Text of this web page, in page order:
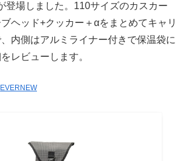
登場しました。110サイズのカスカー
ヘッド+クッカー＋αをまとめてキャリ
内側はアルミライナー付きで保温袋に
レビューします。
EVERNEW